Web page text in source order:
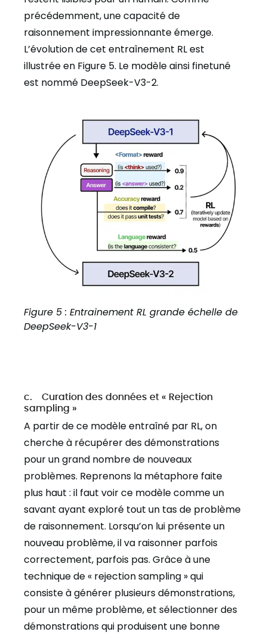
précédemment, une capacité de
raisonnement impressionnante émerge.
L’évolution de cet entraînement RL est
illustrée en Figure 5. Le modèle ainsi finetuné
est nommé DeepSeek-V3-2.
Figure 5 : Entrainement RL grande échelle de
DeepSeek-V3-1
c. Curation des données et « Rejection
sampling »
A partir de ce modèle entraîné par RL, on
cherche à récupérer des démonstrations
pour un grand nombre de nouveaux
problèmes. Reprenons la métaphore faite
plus haut : il faut voir ce modèle comme un
savant ayant exploré tout un tas de problème
de raisonnement. Lorsqu’on lui présente un
nouveau problème, il va raisonner parfois
correctement, parfois pas. Grâce à une
technique de « rejection sampling » qui
consiste à générer plusieurs démonstrations,
pour un même problème, et sélectionner des
démonstrations qui produisent une bonne